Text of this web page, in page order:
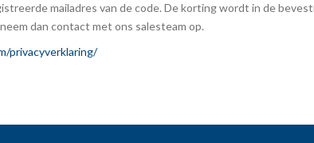
mailadres van de code. De korting wordt in de
dan contact met ons salesteam op.
privacyverklaring/